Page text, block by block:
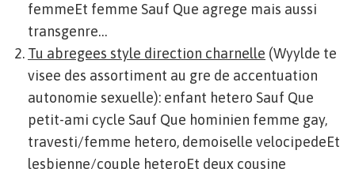
femmeEt femme Sauf Que agrege mais aussi
transgenre…
Tu abregees style direction charnelle (Wyylde te
visee des assortiment au gre de accentuation
autonomie sexuelle): enfant hetero Sauf Que
petit-ami cycle Sauf Que hominien femme gay,
travesti/femme hetero, demoiselle velocipedeEt
lesbienne/couple heteroEt deux cousine